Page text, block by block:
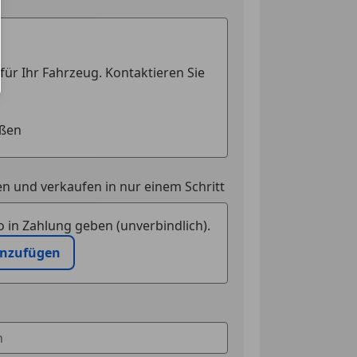
und verkaufen in nur einem Schritt
in Zahlung geben (unverbindlich).